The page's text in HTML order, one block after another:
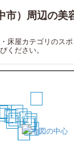
市）周辺の美
床屋カテゴリのス
ください。
1
2 3
4
5
6
7
8
9
10
11
12
13
14
15
16
17
20